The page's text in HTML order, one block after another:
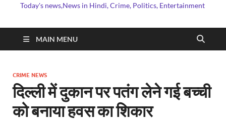
Today's news,News in Hindi, Crime, Politics, Entertainment
MAIN MENU
CRIME NEWS
दिल्ली में दुकान पर पतंग लेने गई बच्ची
को बनाया हवस का शिकार